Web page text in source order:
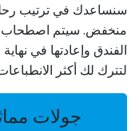
سنساعدك في ترتيب
منخفض. سيتم اصطحاب
الفندق وإعادتها في
لتترك لك أكثر
جولات